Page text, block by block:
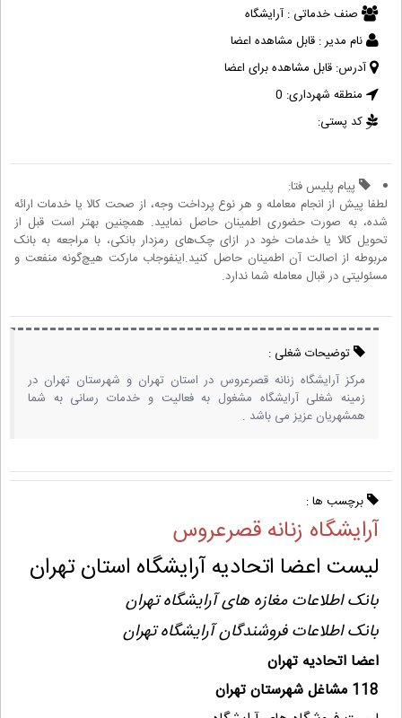
صنف خدماتی : آرایشگاه
نام مدیر : قابل مشاهده اعضا
آدرس: قابل مشاهده برای اعضا
منطقه شهرداری: 0
کد پستی:
پیام پلیس فتا:
لطفا پیش از انجام معامله و هر نوع پرداخت وجه، از صحت کالا یا خدمات ارائه
شده، به صورت حضوری اطمینان حاصل نمایید. همچنین بهتر است قبل از
تحویل کالا یا خدمات خود در ازای چک‌های رمزدار بانکی، با مراجعه به بانک
مربوطه از اصالت آن اطمینان حاصل کنید.اینفوجاب مارکت هیچ‌گونه منفعت و
مسئولیتی در قبال معامله شما ندارد.
توضیحات شغلی :
مرکز آرایشگاه زنانه قصرعروس در استان تهران و شهرستان تهران در
زمینه شغلی آرایشگاه مشغول به فعالیت و خدمات رسانی به شما
همشهریان عزیز می باشد .
برچسب ها :
آرایشگاه زنانه قصرعروس
لیست اعضا اتحادیه آرایشگاه استان تهران
بانک اطلاعات مغازه های آرایشگاه تهران
بانک اطلاعات فروشندگان آرایشگاه تهران
اعضا اتحادیه تهران
118 مشاغل شهرستان تهران